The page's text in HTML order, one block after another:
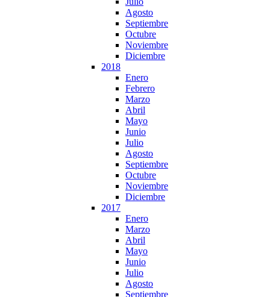
Agosto
Septiembre
Octubre
Noviembre
Diciembre
2018
Enero
Febrero
Marzo
Abril
Mayo
Junio
Julio
Agosto
Septiembre
Octubre
Noviembre
Diciembre
2017
Enero
Marzo
Abril
Mayo
Junio
Julio
Agosto
Septiembre